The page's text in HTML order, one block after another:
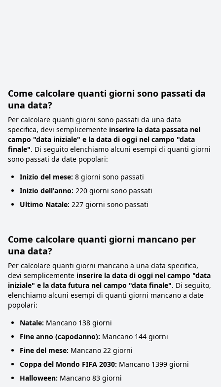
Come calcolare quanti giorni sono passati da
una data?
Per calcolare quanti giorni sono passati da una data
specifica, devi semplicemente inserire la data passata nel
campo "data iniziale" e la data di oggi nel campo "data
finale". Di seguito elenchiamo alcuni esempi di quanti giorni
sono passati da date popolari:
Inizio del mese: 8 giorni sono passati
Inizio dell'anno: 220 giorni sono passati
Ultimo Natale: 227 giorni sono passati
Come calcolare quanti giorni mancano per
una data?
Per calcolare quanti giorni mancano a una data specifica,
devi semplicemente inserire la data di oggi nel campo "data
iniziale" e la data futura nel campo "data finale". Di seguito,
elenchiamo alcuni esempi di quanti giorni mancano a date
popolari:
Natale: Mancano 138 giorni
Fine anno (capodanno): Mancano 144 giorni
Fine del mese: Mancano 22 giorni
Coppa del Mondo FIFA 2030: Mancano 1399 giorni
Halloween: Mancano 83 giorni